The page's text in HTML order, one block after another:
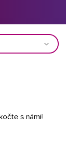
s námi!